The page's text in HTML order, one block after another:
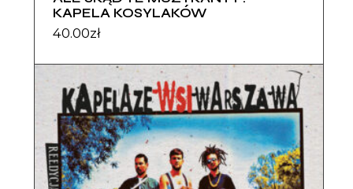
KAPELA KOSYLAKÓW
40.00zł